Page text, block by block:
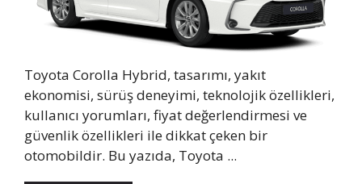
Toyota Corolla Hybrid, tasarımı, yakıt
ekonomisi, sürüş deneyimi, teknolojik özellikleri,
kullanıcı yorumları, fiyat değerlendirmesi ve
güvenlik özellikleri ile dikkat çeken bir
otomobildir. Bu yazıda, Toyota ...